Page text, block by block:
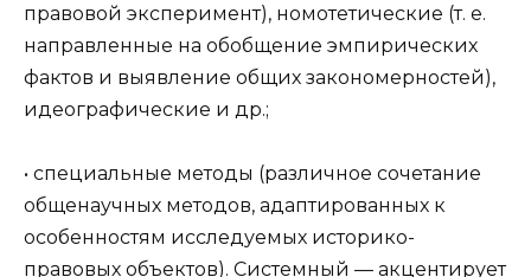
правовой эксперимент), номотетические (т. е.
направленные на обобщение эмпирических
фактов и выявление общих закономерностей),
идеографические и др.;
• специальные методы (различное сочетание
общенаучных методов, адаптированных к
особенностям исследуемых историко-
правовых объектов). Системный — акцентирует